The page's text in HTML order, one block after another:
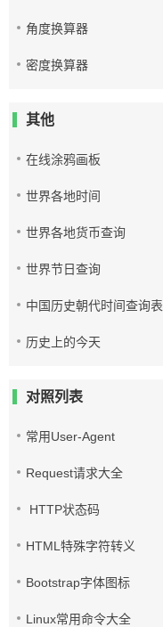
角度换算器
密度换算器
其他
在线涂鸦画板
世界各地时间
世界各地货币查询
世界节日查询
中国历史朝代时间查询表
历史上的今天
对照列表
常用User-Agent
Request请求大全
HTTP状态码
HTML特殊字符转义
Bootstrap字体图标
Linux常用命令大全